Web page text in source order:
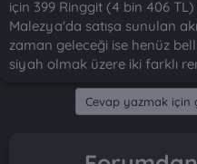
için 399 Ringgit (4 bin 406
Malezya'da satışa sunulan
zaman geleceği ise henüz
siyah olmak üzere iki farklı
Cevap yazmak için